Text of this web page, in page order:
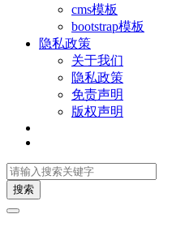
cms模板
bootstrap模板
隐私政策
关于我们
隐私政策
免责声明
版权声明
搜索